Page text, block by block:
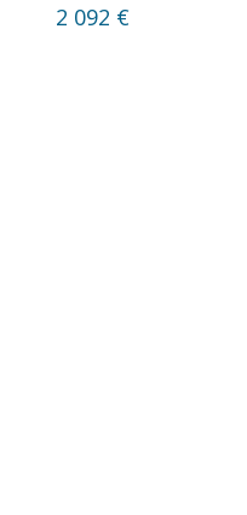
2 092 €